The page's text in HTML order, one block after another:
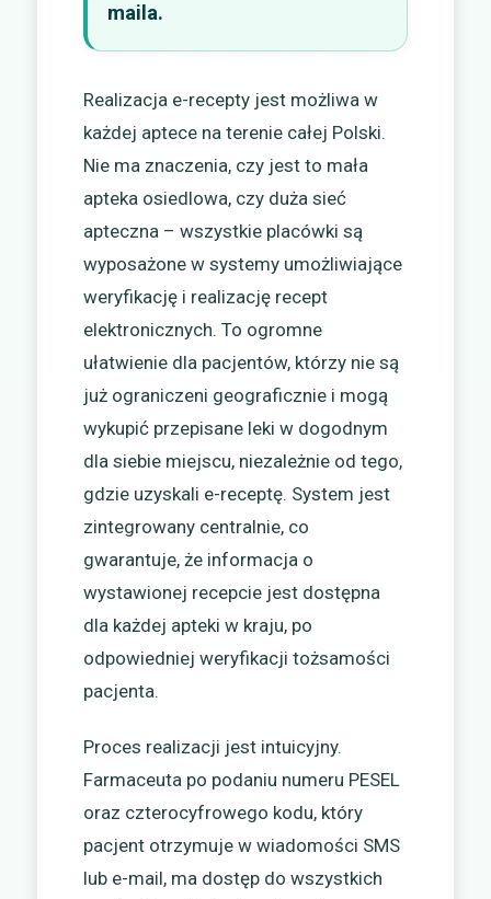
maila.
Realizacja e-recepty jest możliwa w
każdej aptece na terenie całej Polski.
Nie ma znaczenia, czy jest to mała
apteka osiedlowa, czy duża sieć
apteczna – wszystkie placówki są
wyposażone w systemy umożliwiające
weryfikację i realizację recept
elektronicznych. To ogromne
ułatwienie dla pacjentów, którzy nie są
już ograniczeni geograficznie i mogą
wykupić przepisane leki w dogodnym
dla siebie miejscu, niezależnie od tego,
gdzie uzyskali e-receptę. System jest
zintegrowany centralnie, co
gwarantuje, że informacja o
wystawionej recepcie jest dostępna
dla każdej apteki w kraju, po
odpowiedniej weryfikacji tożsamości
pacjenta.
Proces realizacji jest intuicyjny.
Farmaceuta po podaniu numeru PESEL
oraz czterocyfrowego kodu, który
pacjent otrzymuje w wiadomości SMS
lub e-mail, ma dostęp do wszystkich